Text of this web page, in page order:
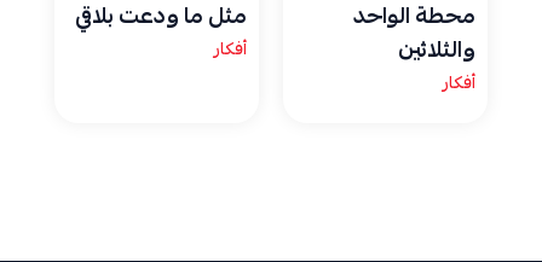
محطة الواحد
والثلاثين
أفكار
مثل ما ودعت بلاقي
أفكار